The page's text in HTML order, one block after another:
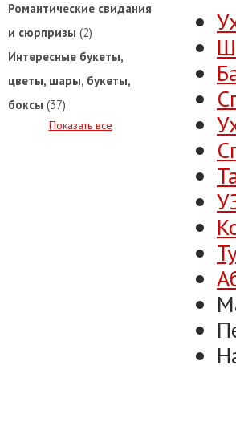
Романтические свидания
и сюрпризы (2)
Интересные букеты,
цветы, шары, букеты,
боксы (37)
Показать все